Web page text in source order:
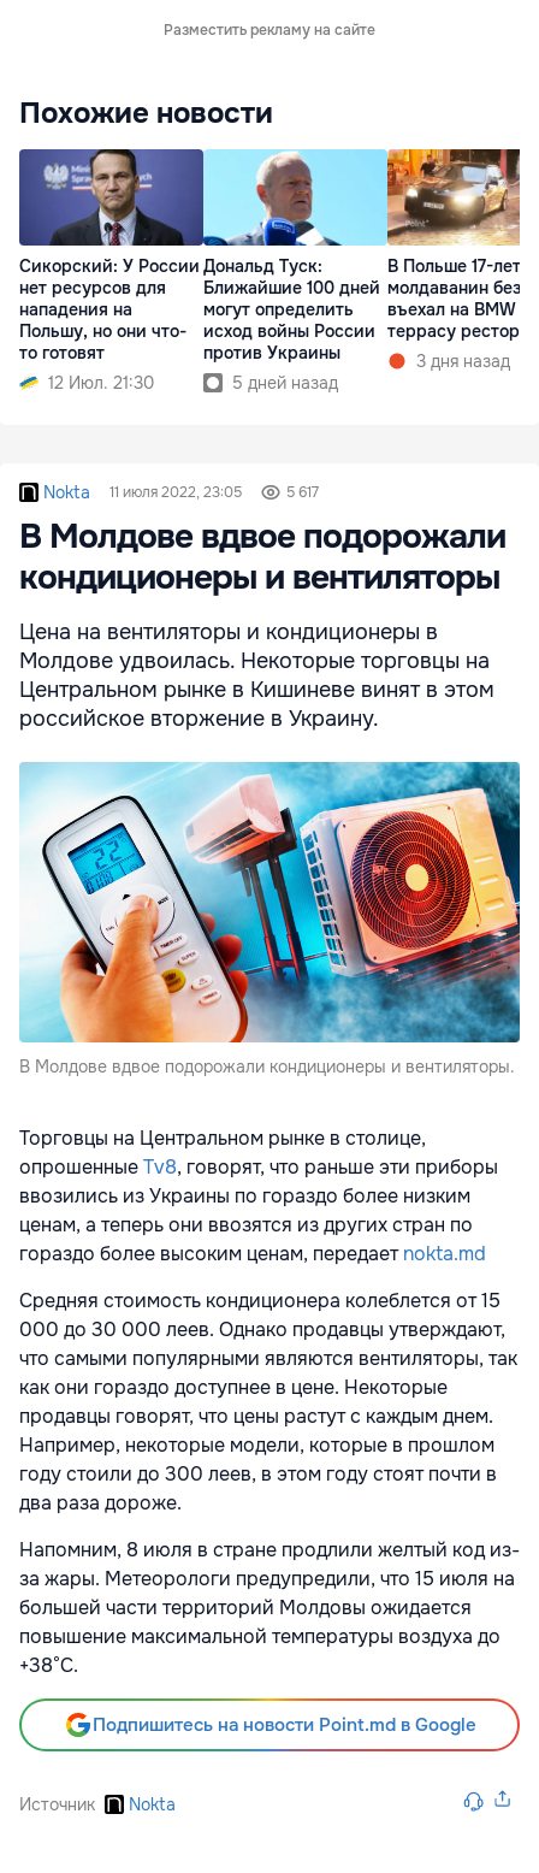
Разместить рекламу на сайте
Похожие новости
Сикорский: У России
нет ресурсов для
нападения на
Польшу, но они что-
то готовят
12 Июл. 21:30
Дональд Туск:
Ближайшие 100 дней
могут определить
исход войны России
против Украины
5 дней назад
В Польше 17-
молдаванин без
въехал на BMW в
террасу
3 дня назад
Nokta 11 июля 2022, 23:05 5 617
В Молдове вдвое подорожали
кондиционеры и вентиляторы
Цена на вентиляторы и кондиционеры в
Молдове удвоилась. Некоторые торговцы на
Центральном рынке в Кишиневе винят в этом
российское вторжение в Украину.
В Молдове вдвое подорожали кондиционеры и вентиляторы.
Торговцы на Центральном рынке в столице,
опрошенныеTv8, говорят, что раньше эти приборы
ввозились из Украины по гораздо более низким
ценам, а теперь они ввозятся из других стран по
гораздо более высоким ценам, передаетnokta.md
Средняя стоимость кондиционера колеблется от 15
000 до 30 000 леев. Однако продавцы утверждают,
что самыми популярными являются вентиляторы, так
как они гораздо доступнее в цене. Некоторые
продавцы говорят, что цены растут с каждым днем.
Например, некоторые модели, которые в прошлом
году стоили до 300 леев, в этом году стоят почти в
два раза дороже.
Напомним, 8 июля в стране продлили желтый код из-
за жары. Метеорологи предупредили, что 15 июля на
большей части территорий Молдовы ожидается
повышение максимальной температуры воздуха до
+38°С.
Подпишитесь на новости Point.md в Google
Источник Nokta